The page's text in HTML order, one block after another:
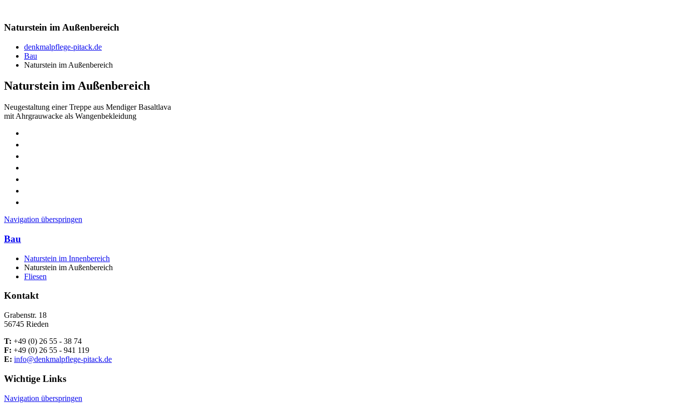
Naturstein im Außenbereich
denkmalpflege-pitack.de
Bau
Naturstein im Außenbereich
Naturstein im Außenbereich
Neugestaltung einer Treppe aus Mendiger Basaltlava
mit Ahrgrauwacke als Wangenbekleidung
Navigation überspringen
Bau
Naturstein im Innenbereich
Naturstein im Außenbereich
Fliesen
Kontakt
Grabenstr. 18
56745 Rieden
T: +49 (0) 26 55 - 38 74
F: +49 (0) 26 55 - 941 119
E: info@denkmalpflege-pitack.de
Wichtige Links
Navigation überspringen